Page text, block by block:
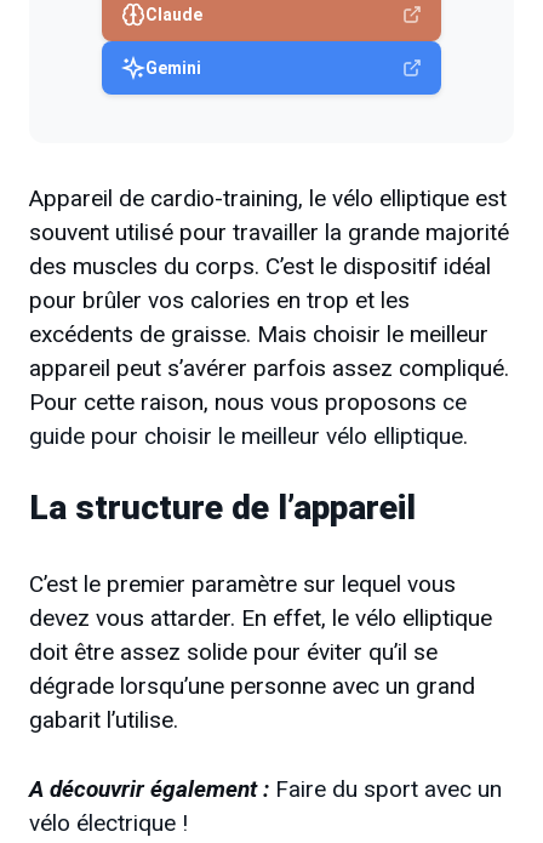
Claude
Gemini
Appareil de cardio-training, le vélo elliptique est
souvent utilisé pour travailler la grande majorité
des muscles du corps. C’est le dispositif idéal
pour brûler vos calories en trop et les
excédents de graisse. Mais choisir le meilleur
appareil peut s’avérer parfois assez compliqué.
Pour cette raison, nous vous proposons ce
guide pour choisir le meilleur vélo elliptique.
La structure de l’appareil
C’est le premier paramètre sur lequel vous
devez vous attarder. En effet, le vélo elliptique
doit être assez solide pour éviter qu’il se
dégrade lorsqu’une personne avec un grand
gabarit l’utilise.
A découvrir également : Faire du sport avec un
vélo électrique !